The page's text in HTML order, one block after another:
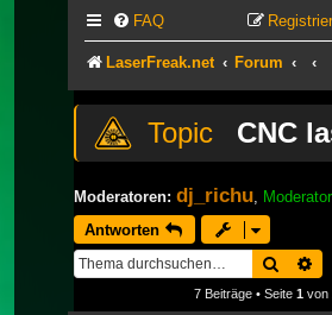
FAQ
LaserFreak.net Forum
CNC
Moderatoren: dj_richu,
Antworten
Suche
7 Beiträge • Seite 1 von